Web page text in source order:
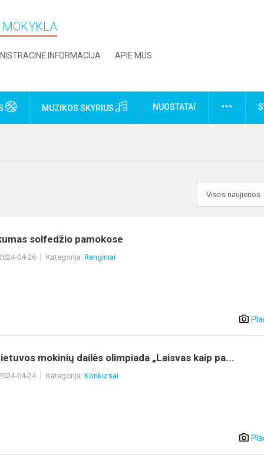
MOKYKLA
INFORMACIJA
APIE MUS
MUZIKOS SKYRIUS NUOSTATAI
solfedžio pamokose
04-26 Kategorija: Renginiai
mokinių dailės olimpiada „Laisvas kaip pa...
04-24 Kategorija: Konkursai